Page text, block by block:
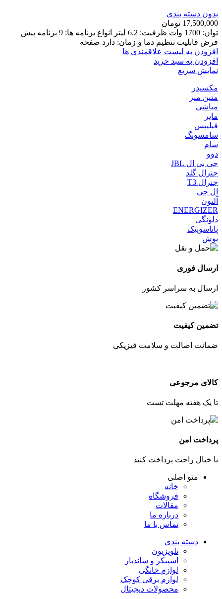
بدون دسته بندی
17,500,000 تومان
توان: 1700 وات ظرفیت: 6.2 لیتر انواع برنامه ها: 9 برنامه پیش
فرض قابلیت تنظیم دما و زمان: دارد صفحه
افزودن به لیست علاقمندی ها
افزودن به سبد خرید
نمایش سریع
مکسیدر
متین میز
مباشی
مایر
فیلیپس
سامسونگ
سام
دوو
جی بی ال JBL
جنرال گلد
جنرال T3
ال جی
آلتون
ENERGIZER
دلونگی
پاناسونیک
بوش
ارسال فوری
ارسال به سراسر کشور
تضمین کیفیت
ضمانت اصالت و سلامت فیزیکی
کالای مرجوعی
تا یک هفته مهلت تست
پرداخت امن
با خیال راحت پرداخت کنید
منو اصلی
خانه
فروشگاه
مقالات
درباره ما
تماس با ما
دسته بندی
تلویزیون
اسپیکر و ساندبار
لوازم خانگی
لوازم برقی کوچک
محصولات دیجیتال